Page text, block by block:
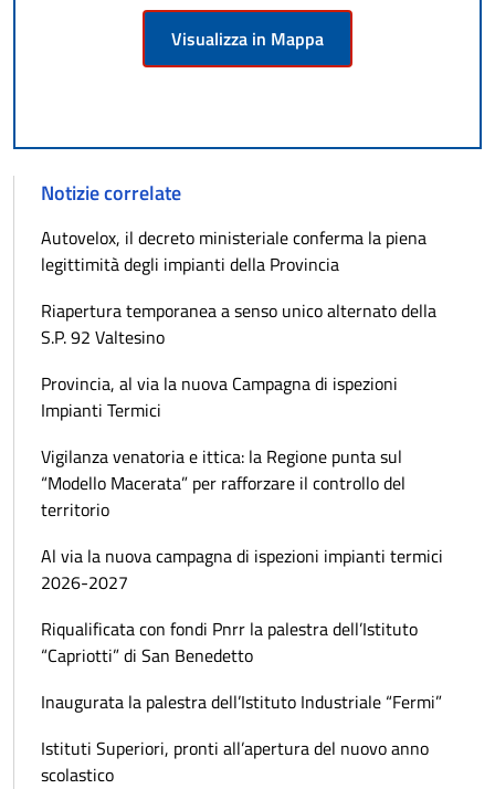
Visualizza in Mappa
Notizie correlate
Autovelox, il decreto ministeriale conferma la piena
legittimità degli impianti della Provincia
Riapertura temporanea a senso unico alternato della
S.P. 92 Valtesino
Provincia, al via la nuova Campagna di ispezioni
Impianti Termici
Vigilanza venatoria e ittica: la Regione punta sul
“Modello Macerata” per rafforzare il controllo del
territorio
Al via la nuova campagna di ispezioni impianti termici
2026-2027
Riqualificata con fondi Pnrr la palestra dell’Istituto
“Capriotti” di San Benedetto
Inaugurata la palestra dell’Istituto Industriale “Fermi”
Istituti Superiori, pronti all’apertura del nuovo anno
scolastico